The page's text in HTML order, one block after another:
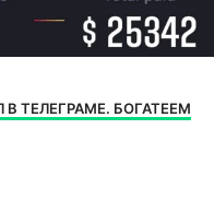
ТЕЛЕГРАМЕ. БОГАТЕЕМ